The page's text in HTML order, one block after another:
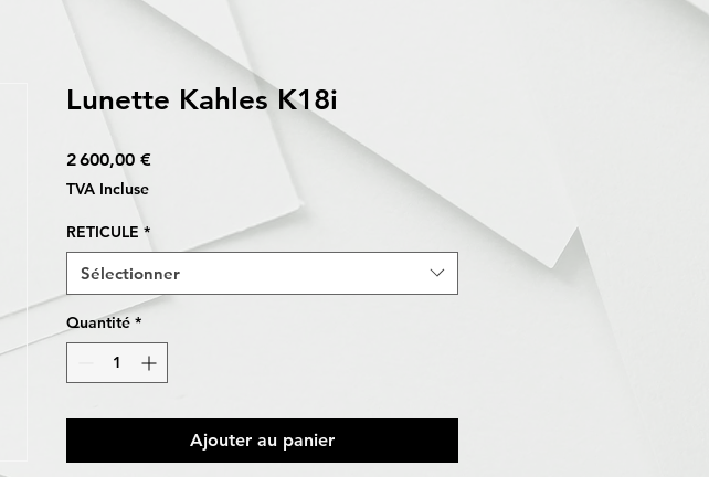
Lunette Kahles K18i
2 600,00 €Prix
TVA Incluse
RETICULE *
Sélectionner
Quantité *
Ajouter au panier